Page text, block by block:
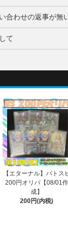
合わせの返事が無
て
【エターナル】バトス
200円オリパ【08/01作
成】
200円(内税)